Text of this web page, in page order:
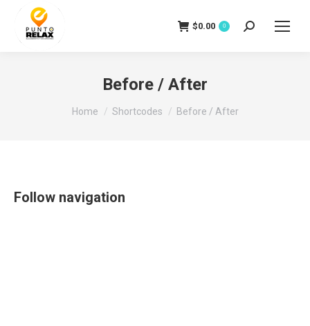
$0.00 0 Search:
Before / After
You are here:
Home Shortcodes Before / After
Follow navigation